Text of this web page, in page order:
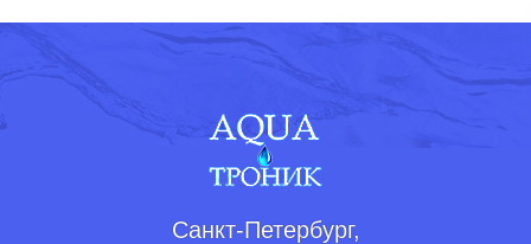
Санкт-Петербург,